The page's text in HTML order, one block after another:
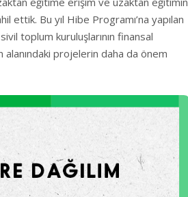
ettik. Bu yıl Hibe Programı’na yapılan
toplum kuruluşlarının finansal
alanındaki projelerin daha da önem